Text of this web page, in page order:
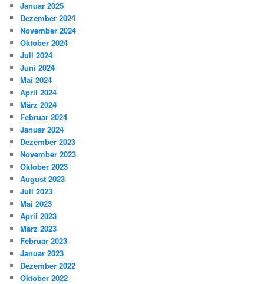
Januar 2025
Dezember 2024
November 2024
Oktober 2024
Juli 2024
Juni 2024
Mai 2024
April 2024
März 2024
Februar 2024
Januar 2024
Dezember 2023
November 2023
Oktober 2023
August 2023
Juli 2023
Mai 2023
April 2023
März 2023
Februar 2023
Januar 2023
Dezember 2022
Oktober 2022